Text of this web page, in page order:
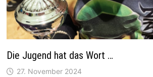
Die Jugend hat das Wort …
27. November 2024